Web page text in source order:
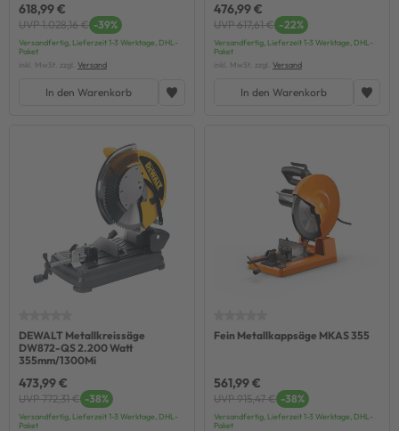
618,99 €
UVP 1.028,16 € -39%
Versandfertig, Lieferzeit 1-3 Werktage, DHL-
Paket
inkl. MwSt. zzgl. Versand
In den Warenkorb
476,99 €
UVP 617,61 € -22%
Versandfertig, Lieferzeit 1-3 Werktage, DHL-
Paket
inkl. MwSt. zzgl. Versand
In den Warenkorb
DEWALT Metallkreissäge
DW872-QS 2.200 Watt
355mm/1300Mi
473,99 €
UVP 772,31 € -38%
Versandfertig, Lieferzeit 1-3 Werktage, DHL-
Paket
Fein Metallkappsäge MKAS 355
561,99 €
UVP 915,47 € -38%
Versandfertig, Lieferzeit 1-3 Werktage, DHL-
Paket